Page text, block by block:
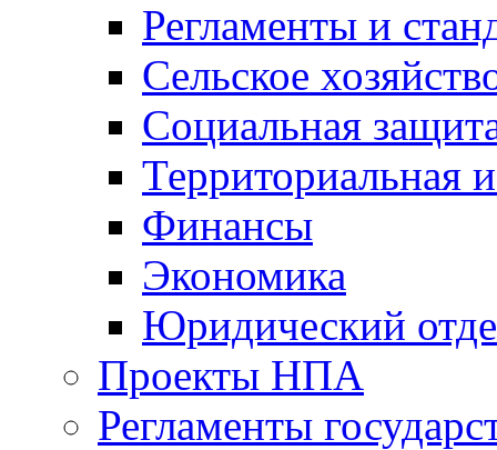
Регламенты и
Сельское
Социальная
Территориальная
Финансы
Экономика
Юридический
Проекты НПА
Регламенты